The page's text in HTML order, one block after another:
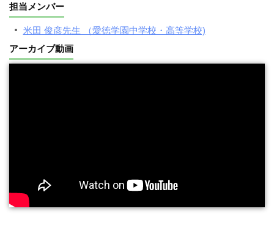
担当メンバー
米田 俊彦先生 （愛徳学園中学校・高等学校)
アーカイブ動画